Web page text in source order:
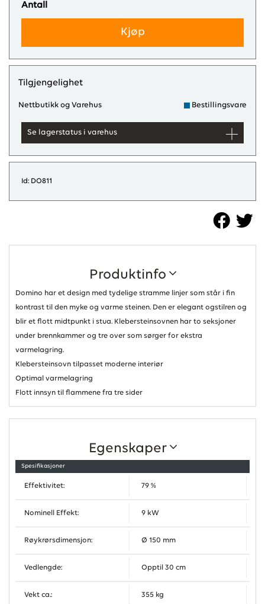
Antall
Kjøp
Tilgjengelighet
Nettbutikk og Varehus Bestillingsvare
Se lagerstatus i varehus
Id: DO811
Produktinfo
Domino har et design med tydelige stramme linjer som står i fin
kontrast til den myke og varme steinen. Den er elegant ogstilren og
blir et flott midtpunkt i stua. Klebersteinsovnen har to seksjoner
under brennkammer og tre over som sørger for ekstra
varmelagring.
Klebersteinsovn tilpasset moderne interiør
Optimal varmelagring
Flott innsyn til flammene fra tre sider
Egenskaper
Spesifikasjoner
Effektivitet: 79 %
Nominell Effekt: 9 kW
Røykrørsdimensjon: Ø 150 mm
Vedlengde: Opptil 30 cm
Vekt ca.: 355 kg